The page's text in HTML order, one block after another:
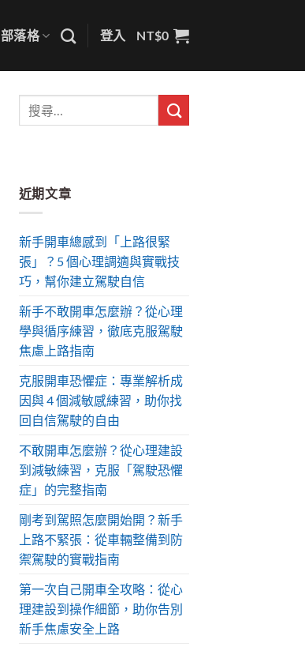
部落格 登入 NT$0
近期文章
新手開車總感到「上路很緊
張」？5 個心理調適與實戰技
巧，幫你建立駕駛自信
新手不敢開車怎麼辦？從心理
學與循序練習，徹底克服駕駛
焦慮上路指南
克服開車恐懼症：專業解析成
因與 4 個減敏感練習，助你找
回自信駕駛的自由
不敢開車怎麼辦？從心理建設
到減敏練習，克服「駕駛恐懼
症」的完整指南
剛考到駕照怎麼開始開？新手
上路不緊張：從車輛整備到防
禦駕駛的實戰指南
第一次自己開車全攻略：從心
理建設到操作細節，助你告別
新手焦慮安全上路